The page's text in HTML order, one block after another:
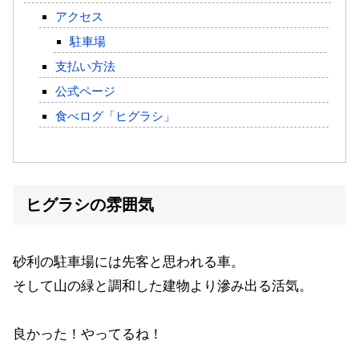
アクセス
駐車場
支払い方法
公式ページ
食べログ「ヒグラシ」
ヒグラシの雰囲気
砂利の駐車場には先客と思われる車。
そして山の緑と調和した建物より滲み出る活気。
良かった！やってるね！